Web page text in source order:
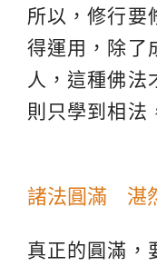
所以，修行要
得運用，除了
人，這種佛法
則只學到相法
諸法圓滿 湛
真正的圓滿，